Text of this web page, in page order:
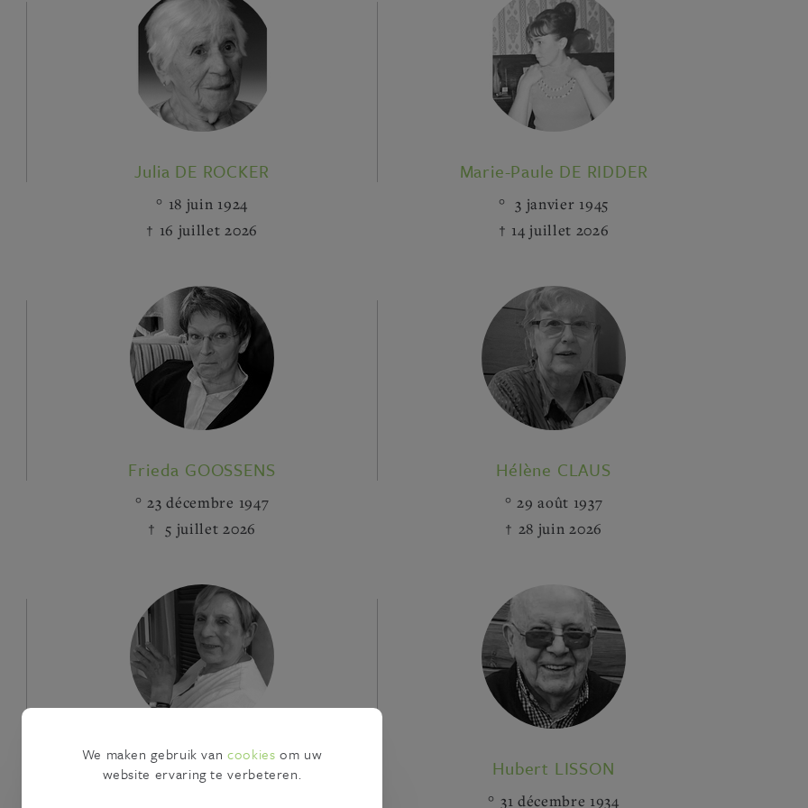
Julia DE ROCKER
18 juin 1924
16 juillet 2026
Marie-Paule DE RIDDER
3 janvier 1945
14 juillet 2026
Frieda GOOSSENS
23 décembre 1947
5 juillet 2026
Hélène CLAUS
29 août 1937
28 juin 2026
Nicole DEDOBBELAERE Hubert LISSON
31 décembre 1934
We maken gebruik vancookies om uw
website ervaring te verbeteren.